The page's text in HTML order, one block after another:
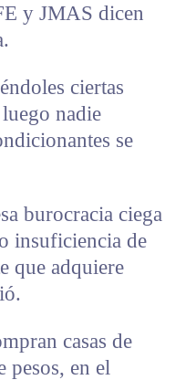
y JMAS dicen
ciertas
nadie
se
burocracia ciega
insuficiencia de
que adquiere
casas de
pesos, en el